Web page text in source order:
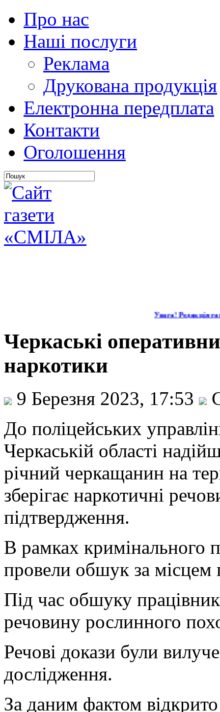
Про нас
Наші послуги
Реклама
Друкована продукція
Електронна передплата
Контакти
Оголошення
Увага! Редакція
Черкаські
наркотики
9 Березня 2023, 17:53
До поліцейських
Черкаській області
річний черкащанин на
зберігає наркотичні
підтвердження.
В рамках кримінального
провели обшук за місцем
Під час обшуку
речовину рослинного
Речові докази були
дослідження.
За даним фактом